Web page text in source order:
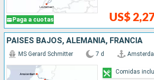
Paga a cuotas US$
PAISES BAJOS, ALEMANIA, FRANCIA
MS Gerard Schmitter 7 d
Comidas